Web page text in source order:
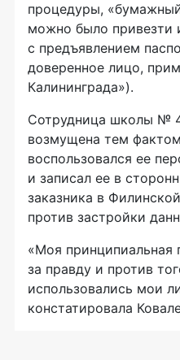
процедуры,
можно было привезти
с предъявлением
доверенное лицо,
Калининграда»).
Сотрудница школы №
возмущена тем
воспользовался ее
и записал ее в
заказника в
против застройки
«Моя принципиальная
за правду и против
использовались мои
констатировала